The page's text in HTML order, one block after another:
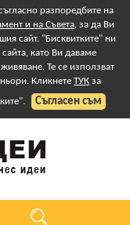
разпоредбите на
и на Съвета, за да Ви
сайт. "Бисквитките" ни
като Ви даваме
Те се използват
Кликнете ТУК за
Съгласен съм